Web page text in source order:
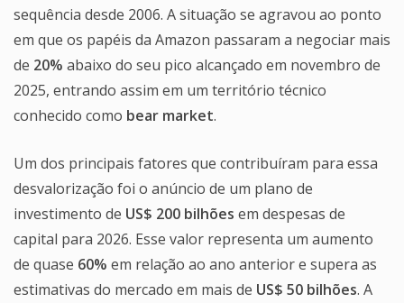
sequência desde 2006. A situação se agravou ao ponto
em que os papéis da Amazon passaram a negociar mais
de 20% abaixo do seu pico alcançado em novembro de
2025, entrando assim em um território técnico
conhecido como bear market.
Um dos principais fatores que contribuíram para essa
desvalorização foi o anúncio de um plano de
investimento de US$ 200 bilhões em despesas de
capital para 2026. Esse valor representa um aumento
de quase 60% em relação ao ano anterior e supera as
estimativas do mercado em mais de US$ 50 bilhões. A